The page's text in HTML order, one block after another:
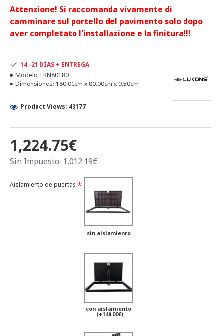
Attenzione! Si raccomanda vivamente di
camminare sul portello del pavimento solo dopo
aver completato l'installazione e la finitura!!!
1,224.75€
Sin Impuesto: 1,012.19€
14 -21 DÍAS + ENTREGA
Modelo: LKN80180
Dimensiones: 180.00cm x 80.00cm x 9.50cm
Product Views: 43177
Aislamiento de puertas
sin aislamiento
con aislamiento
(+140.00€)